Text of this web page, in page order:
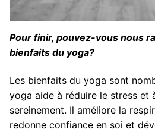
Pour finir, pouvez-vous nous
bienfaits du yoga?
Les bienfaits du yoga sont
yoga aide à réduire le stress et
sereinement. Il améliore la
redonne confiance en soi et